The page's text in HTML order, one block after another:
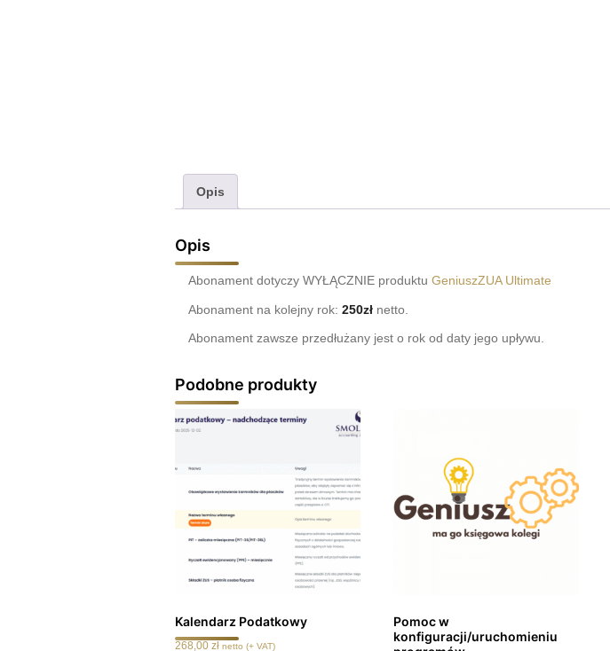
Opis
Opis
Abonament dotyczy WYŁĄCZNIE produktu GeniuszZUA Ultimate
Abonament na kolejny rok: 250zł netto.
Abonament zawsze przedłużany jest o rok od daty jego upływu.
Podobne produkty
Kalendarz Podatkowy
268,00 zł netto (+ VAT)
Pomoc w
konfiguracji/uruchomieniu